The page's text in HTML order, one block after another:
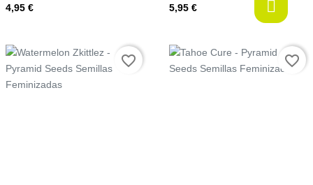
4,95 € 5,95 €
Precio favorite_border Precio favorite_border